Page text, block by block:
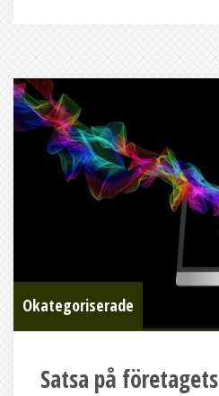
Okategoriserade
Satsa på företagets